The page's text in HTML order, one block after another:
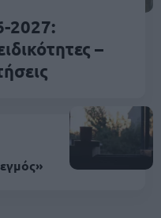
2027:
–